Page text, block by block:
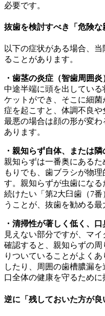
必要です。
抜歯を検討すべき「危険
以下の症状がある場合、
ることがあります。
・歯茎の炎症（智歯周囲
中途半端に頭を出してい
ケットができ、そこに細
症を起こすと、体調不良や
最悪の場合は顔の形が変
あります。
・親知らず自体、または
親知らずは一番奥にある
もりでも、歯ブラシが物
す。親知らずが虫歯にな
続けたい「第2大臼歯（7
うことが、抜歯を勧める最
・清掃性が著しく低く、
見えない部分ですが、マ
確認すると、親知らずの
りついていることがよく
したり、周囲の歯槽膿漏
口全体の健康を守るために
逆に「残しておいた方が良